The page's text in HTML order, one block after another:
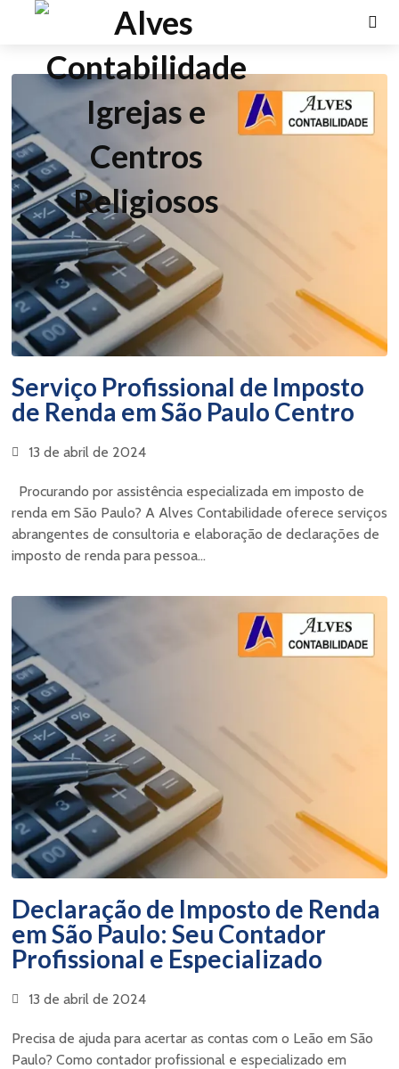
Serviço Profissional de Imposto
de Renda em São Paulo Centro
13 de abril de 2024
Procurando por assistência especializada em imposto de
renda em São Paulo? A Alves Contabilidade oferece serviços
abrangentes de consultoria e elaboração de declarações de
imposto de renda para pessoa...
Declaração de Imposto de Renda
em São Paulo: Seu Contador
Profissional e Especializado
13 de abril de 2024
Precisa de ajuda para acertar as contas com o Leão em São
Paulo? Como contador profissional e especializado em